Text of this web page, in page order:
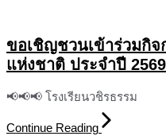
ขอเชิญชวนเข้าร่วมกิจ
แห่งชาติ ประจำปี 2569
📢📢📢 โรงเรียนวชิรธรรม
Continue Reading